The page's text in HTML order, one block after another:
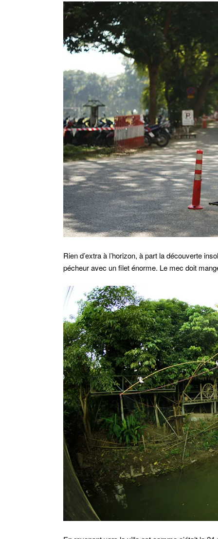
Rien d’extra à l’horizon, à part la découverte
pécheur avec un filet énorme. Le mec doit